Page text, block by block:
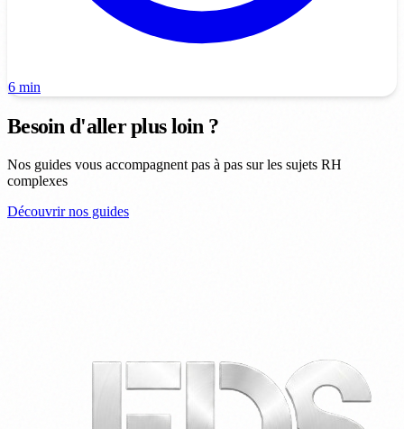
6 min
Besoin d'aller plus loin ?
Nos guides vous accompagnent pas à pas sur les sujets RH
complexes
Découvrir nos guides